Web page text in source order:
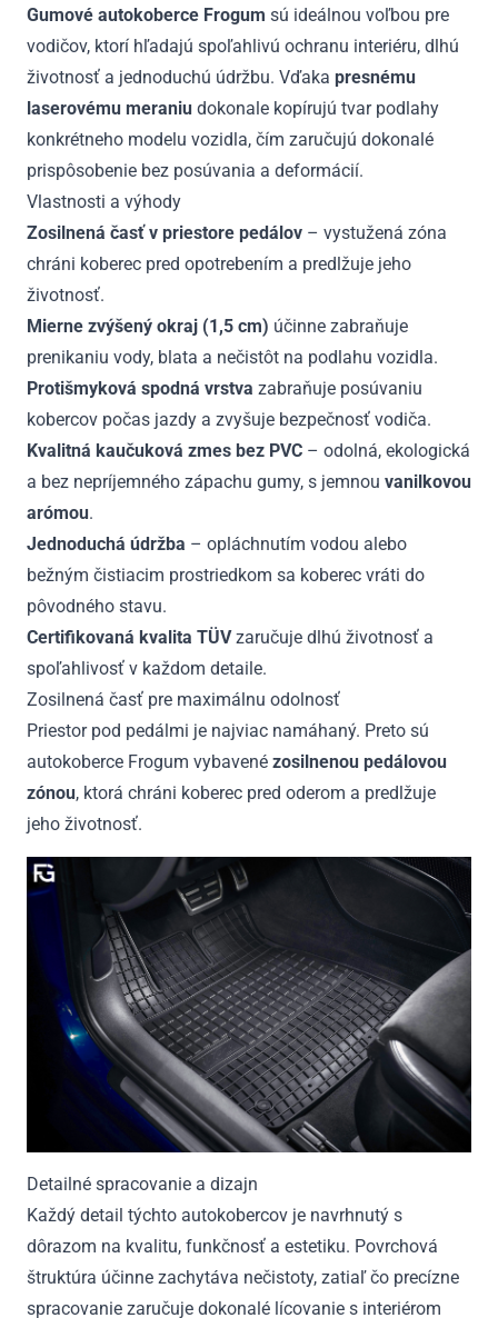
automat
2017
-
Gumové autokoberce Frogum sú ideálnou voľbou pre
vodičov, ktorí hľadajú spoľahlivú ochranu interiéru, dlhú
životnosť a jednoduchú údržbu. Vďaka presnému
laserovému meraniu dokonale kopírujú tvar podlahy
konkrétneho modelu vozidla, čím zaručujú dokonalé
prispôsobenie bez posúvania a deformácií.
Vlastnosti a výhody
Zosilnená časť v priestore pedálov – vystužená zóna
chráni koberec pred opotrebením a predlžuje jeho
životnosť.
Mierne zvýšený okraj (1,5 cm) účinne zabraňuje
prenikaniu vody, blata a nečistôt na podlahu vozidla.
Protišmyková spodná vrstva zabraňuje posúvaniu
kobercov počas jazdy a zvyšuje bezpečnosť vodiča.
Kvalitná kaučuková zmes bez PVC – odolná, ekologická
a bez nepríjemného zápachu gumy, s jemnou vanilkovou
arómou.
Jednoduchá údržba – opláchnutím vodou alebo
bežným čistiacim prostriedkom sa koberec vráti do
pôvodného stavu.
Certifikovaná kvalita TÜVzaručuje dlhú životnosť a
spoľahlivosť v každom detaile.
Zosilnená časť pre maximálnu odolnosť
Priestor pod pedálmi je najviac namáhaný. Preto sú
autokoberce Frogum vybavené zosilnenou pedálovou
zónou, ktorá chráni koberec pred oderom a predlžuje
jeho životnosť.
Detailné spracovanie a dizajn
Každý detail týchto autokobercov je navrhnutý s
dôrazom na kvalitu, funkčnosť a estetiku. Povrchová
štruktúra účinne zachytáva nečistoty, zatiaľ čo precízne
spracovanie zaručuje dokonalé lícovanie s interiérom